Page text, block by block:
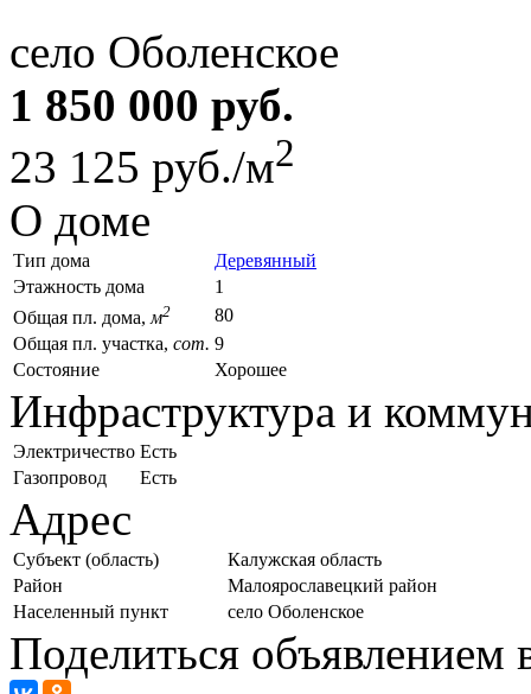
село Оболенское
1 850 000 руб.
23 125 руб./м2
О доме
Тип дома
Деревянный
Этажность дома
1
Общая пл. дома, м2
80
Общая пл. участка, сот. 9
Состояние
Хорошее
Инфраструктура и
Электричество Есть
Газопровод
Есть
Адрес
Субъект (область)
Калужская область
Район
Малоярославецкий район
Населенный пункт
село Оболенское
Поделиться объявлением